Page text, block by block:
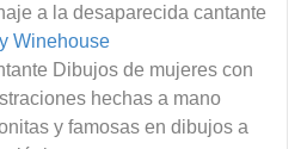
a la desaparecida cantante
Winehouse
Dibujos de mujeres con
hechas a mano
y famosas en dibujos a